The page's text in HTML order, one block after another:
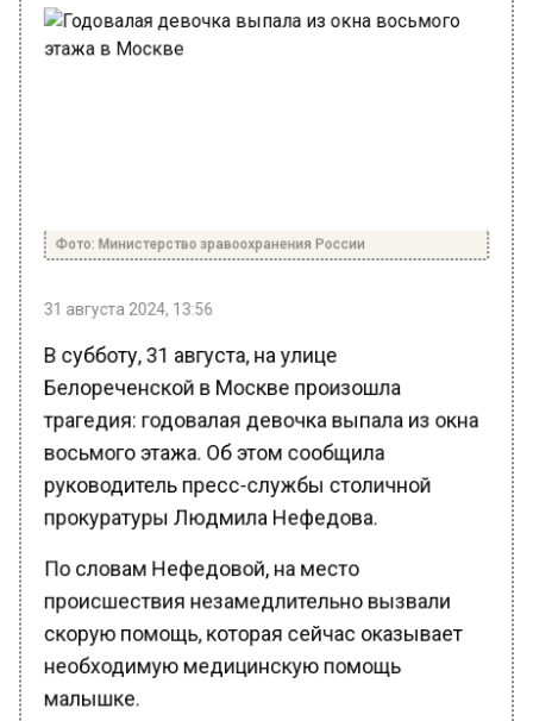
В субботу, 31 августа, на улице
Белореченской в Москве произошла
трагедия: годовалая девочка выпала из окна
восьмого этажа. Об этом сообщила
руководитель пресс-службы столичной
прокуратуры Людмила Нефедова.
По словам Нефедовой, на место
происшествия незамедлительно вызвали
скорую помощь, которая сейчас оказывает
необходимую медицинскую помощь
малышке.